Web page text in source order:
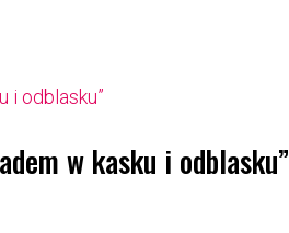
w kasku i odblasku”